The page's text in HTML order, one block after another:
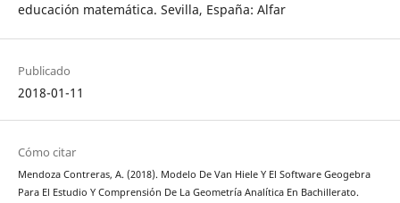
educación matemática. Sevilla, España: Alfar
Publicado
2018-01-11
Cómo citar
Mendoza Contreras, A. (2018). Modelo De Van Hiele Y El Software Geogebra
Para El Estudio Y Comprensión De La Geometría Analítica En Bachillerato.